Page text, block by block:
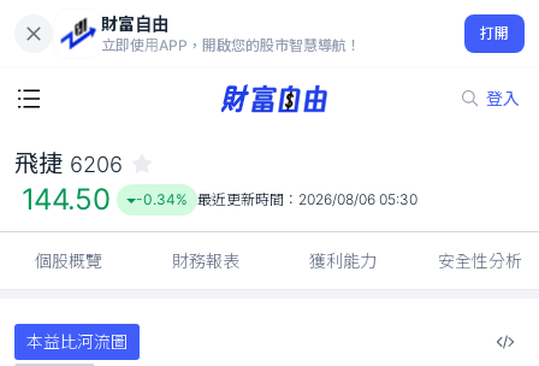
財富自由
立即使用APP，開啟您的股市智慧導航！
打開
登入
144.50
-0.34%
飛捷 6206
144.50 -0.34% 最近更新時間： 2026/08/06 05:30
個股概覽 財務報表 獲利能力 安全性分析
本益比河流圖